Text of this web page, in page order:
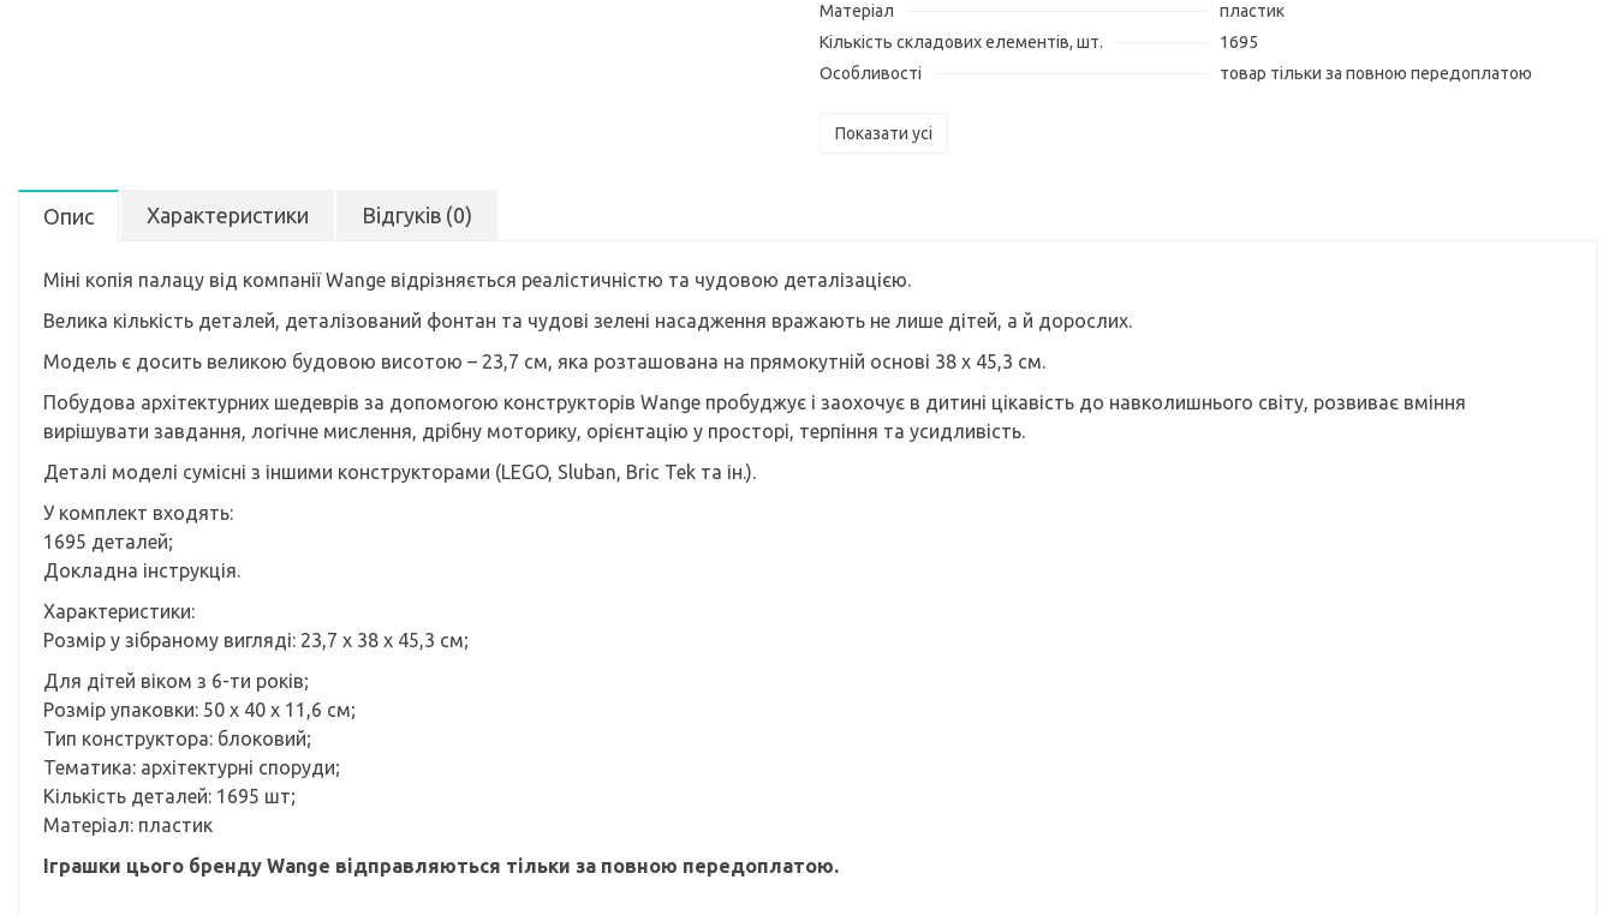
Матеріал
пластик
Кількість складових елементів, шт.
1695
Особливості
товар тільки за повною передоплатою
Показати усі
Опис Характеристики Відгуків (0)
Міні копія палацу від компанії Wange відрізняється реалістичністю та чудовою деталізацією.
Велика кількість деталей, деталізований фонтан та чудові зелені насадження вражають не лише дітей, а й дорослих.
Модель є досить великою будовою висотою – 23,7 см, яка розташована на прямокутній основі 38 х 45,3 см.
Побудова архітектурних шедеврів за допомогою конструкторів Wange пробуджує і заохочує в дитині цікавість до навколишнього світу, розвиває вміння
вирішувати завдання, логічне мислення, дрібну моторику, орієнтацію у просторі, терпіння та усидливість.
Деталі моделі сумісні з іншими конструкторами (LEGO, Sluban, Bric Tek та ін.).
У комплект входять:
1695 деталей;
Докладна інструкція.
Характеристики:
Розмір у зібраному вигляді: 23,7 х 38 х 45,3 см;
Для дітей віком з 6-ти років;
Розмір упаковки: 50 х 40 х 11,6 см;
Тип конструктора: блоковий;
Тематика: архітектурні споруди;
Кількість деталей: 1695 шт;
Матеріал: пластик
Іграшки цього бренду Wange відправляються тільки за повною передоплатою.